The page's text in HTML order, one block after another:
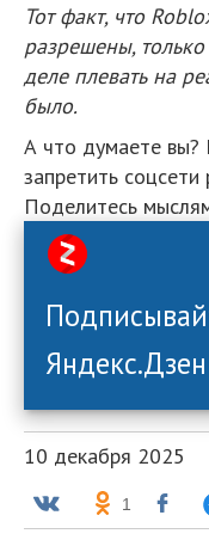
Тот факт, что
разрешены,
деле плевать на
было.
А что думаете вы?
запретить
Поделитесь
Яндекс.Дзен
10 декабря 2025
1